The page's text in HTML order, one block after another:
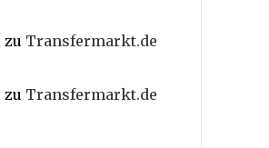
zu Transfermarkt.de
zu Transfermarkt.de